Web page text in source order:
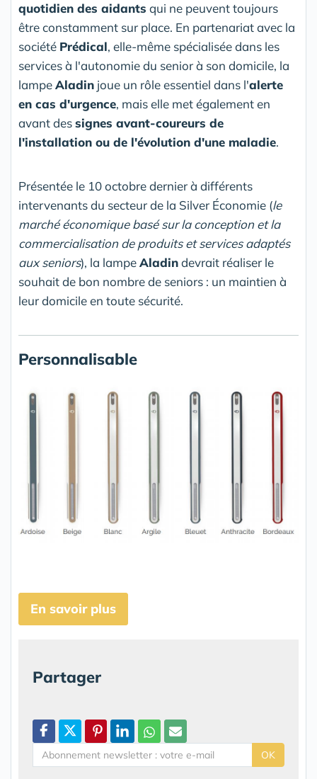
quotidien des aidants qui ne peuvent toujours
être constamment sur place. En partenariat avec la
société Prédical, elle-même spécialisée dans les
services à l'autonomie du senior à son domicile, la
lampeAladin joue un rôle essentiel dans l'alerte
en cas d'urgence, mais elle met également en
avant dessignes avant-coureurs de
l'installation ou de l'évolution d'une maladie.
Présentée le 10 octobre dernier à différents
intervenants du secteur de la Silver Économie (le
marché économique basé sur la conception et la
commercialisation de produits et services adaptés
aux seniors), la lampeAladindevrait réaliser le
souhait de bon nombre de seniors : un maintien à
leur domicile en toute sécurité.
Personnalisable
En savoir plus
Partager
OK